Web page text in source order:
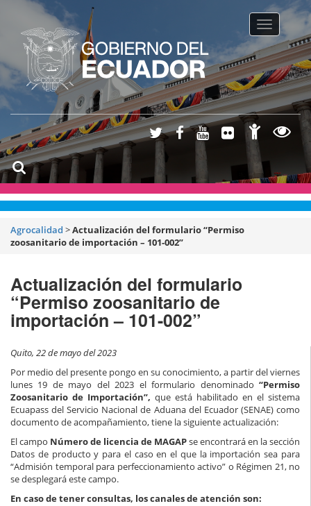
Toggle
Agrocalidad >Actualización del formulario “Permiso
zoosanitario de importación – 101-002”
Actualización del formulario
“Permiso zoosanitario de
importación – 101-002”
Quito, 22 de mayo del 2023
Por medio del presente pongo en su conocimiento, a partir del viernes
lunes 19 de mayo del 2023 el formulario denominado “Permiso
Zoosanitario de Importación”, que está habilitado en el sistema
Ecuapass del Servicio Nacional de Aduana del Ecuador (SENAE) como
documento de acompañamiento, tiene la siguiente actualización:
El campo Número de licencia de MAGAPse encontrará en la sección
Datos de producto y para el caso en el que la importación sea para
“Admisión temporal para perfeccionamiento activo” o Régimen 21, no
se desplegará este campo.
En caso de tener consultas, los canales de atención son: